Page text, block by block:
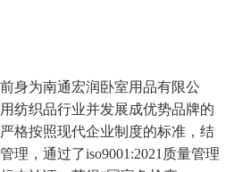
身为南通宏润卧室用品有限公
纺织品行业并发展成优势品牌的
格按照现代企业制度的标准，结
理，通过了iso9001:2021质量管理